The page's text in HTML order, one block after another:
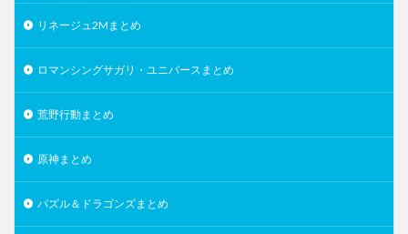
リネージュ2Mまとめ
ロマンシングサガリ・ユニバースまとめ
荒野行動まとめ
原神まとめ
パズル＆ドラゴンズまとめ